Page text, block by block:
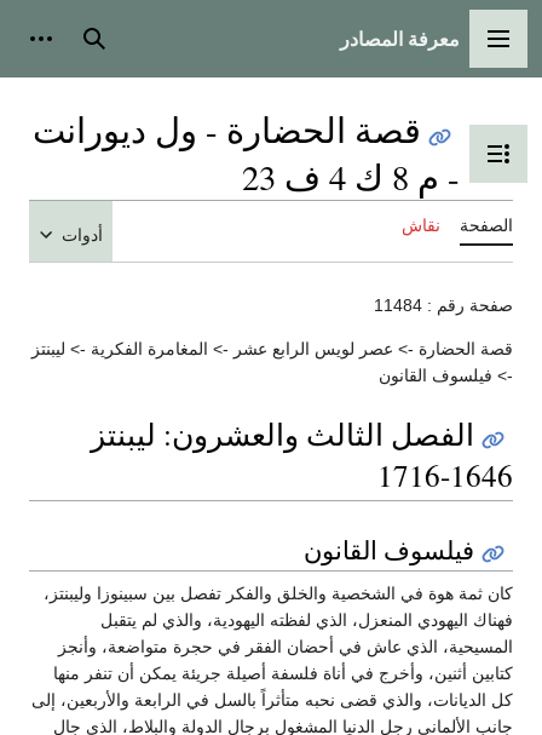
القائمة الرئيسية
معرفة المصادر بحث
تبديل عرض جدول المحتويات
قصة الحضارة - ول ديورانت
- م 8 ك 4 ف 23
الصفحة نقاش أدوات
صفحة رقم : 11484
قصة الحضارة -> عصر لويس الرابع عشر -> المغامرة الفكرية -> ليبنتز
-> فيلسوف القانون
الفصل الثالث والعشرون: ليبنتز
1646-1716
فيلسوف القانون
كان ثمة هوة في الشخصية والخلق والفكر تفصل بين سبينوزا وليبنتز،
فهناك اليهودي المنعزل، الذي لفظته اليهودية، والذي لم يتقبل
المسيحية، الذي عاش في أحضان الفقر في حجرة متواضعة، وأنجز
كتابين أثنين، وأخرج في أناة فلسفة أصيلة جريئة يمكن أن تنفر منها
كل الديانات، والذي قضى نحبه متأثراً بالسل في الرابعة والأربعين، إلى
جانب الألماني رجل الدنيا المشغول برجال الدولة والبلاط، الذي جال